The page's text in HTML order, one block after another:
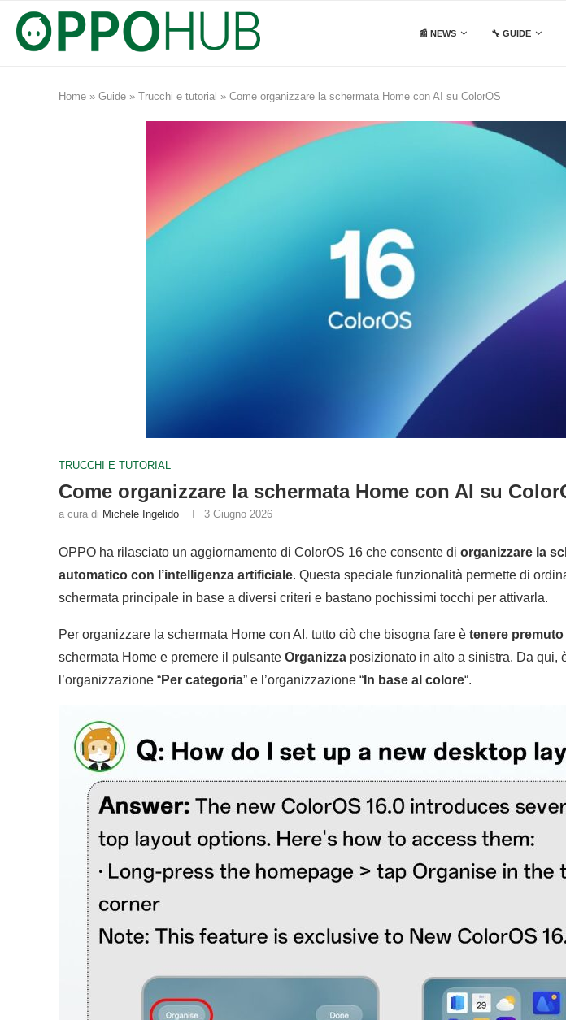
📰 NEWS 🔧 GUIDE
Home » Guide » Trucchi e tutorial » Come organizzare la schermata Home con AI su ColorOS
TRUCCHI E TUTORIAL
Come organizzare la schermata Home con AI su
a cura di Michele Ingelido 3 Giugno 2026
OPPO ha rilasciato un aggiornamento di ColorOS 16 che consente di organizzare la
automatico con l’intelligenza artificiale. Questa speciale funzionalità permette di
schermata principale in base a diversi criteri e bastano pochissimi tocchi per attivarla.
Per organizzare la schermata Home con AI, tutto ciò che bisogna fare è tenere premuto
schermata Home e premere il pulsante Organizza posizionato in alto a sinistra. Da qui,
l’organizzazione “Per categoria” e l’organizzazione “ In base al colore“.